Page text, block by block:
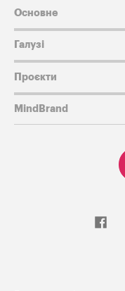
Основне
Галузі
Проєкти
MindBrand